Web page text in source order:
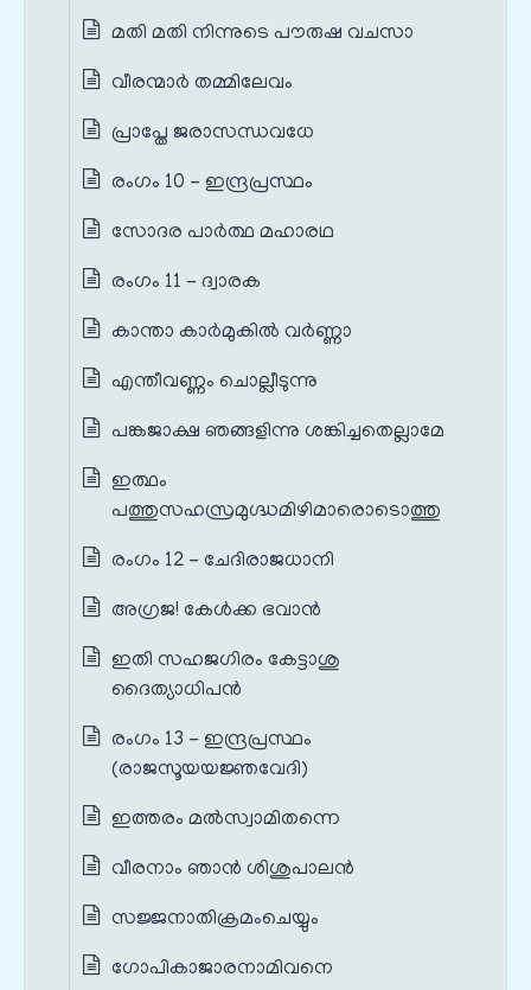
മതി മതി നിന്നുടെ പൗരുഷ വചസാ
വീരന്മാർ തമ്മിലേവം
പ്രാപ്തേ ജരാസന്ധവധേ
രംഗം 10 - ഇന്ദ്രപ്രസ്ഥം
സോദര പാർത്ഥ മഹാരഥ
രംഗം 11 - ദ്വാരക
കാന്താ കാർമുകിൽ വര്‍ണ്ണാ
എന്തീവണ്ണം ചൊല്ലീടുന്നു
പങ്കജാക്ഷ ഞങ്ങളിന്നു ശങ്കിച്ചതെല്ലാമേ
ഇത്ഥം
പത്തുസഹസ്രമുഗ്ദ്ധമിഴിമാരൊടൊത്തു
രംഗം 12 - ചേദിരാജധാനി
അഗ്രജ! കേൾക്ക ഭവാൻ
ഇതി സഹജഗിരം കേട്ടാശു
ദൈത്യാധിപൻ
രംഗം 13 - ഇന്ദ്രപ്രസ്ഥം
(രാജസൂയയജ്ഞവേദി)
ഇത്തരം മൽസ്വാമിതന്നെ
വീരനാം ഞാൻ ശിശുപാലൻ
സജ്ജനാതിക്രമംചെയ്യും
ഗോപികാജാരനാമിവനെ